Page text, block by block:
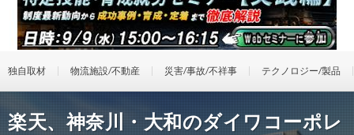
独自取材 物流施設/不動産 災害/事故/不祥事 テクノロジー/製品
楽天、神奈川・大和のダイワコーポレ